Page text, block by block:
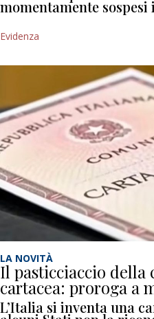
momentamente sospesi
Evidenza
LA NOVITÀ
Il pasticciaccio della
cartacea: proroga a
L’Italia si inventa una